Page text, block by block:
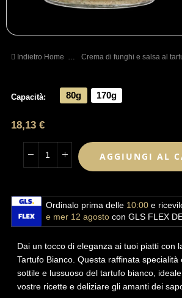
Indietro Home … Crema di funghi e salsa al
Capacità 80g 170g
18,13 €
AGGIUNGI AL
Ordinalo prima delle 10:00 e
e mer 12 agosto con GLS FLEX
Dai un tocco di eleganza ai tuoi piatti con
Tartufo Bianco. Questa raffinata specialità
sottile e lussuoso del tartufo bianco,
vostre ricette e deliziare gli amanti dei